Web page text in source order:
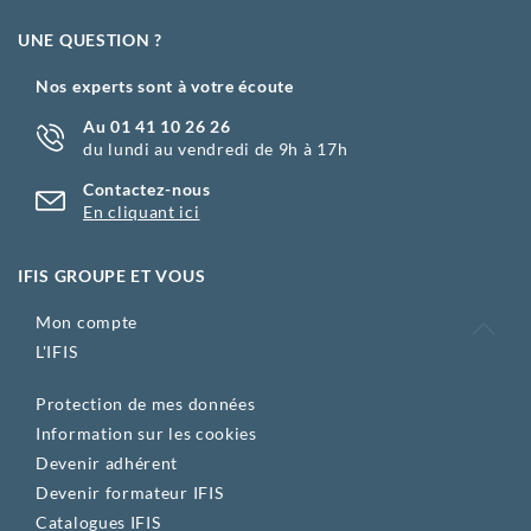
IFIS GROUPE ET VOUS
Mon compte
L'IFIS
Protection de mes données
Information sur les cookies
Devenir adhérent
Devenir formateur IFIS
Catalogues IFIS
UNE QUESTION ?
Nos experts sont à votre écoute
Au 01 41 10 26 26
du lundi au vendredi de 9h à 17h
Contactez-nous
En cliquant ici